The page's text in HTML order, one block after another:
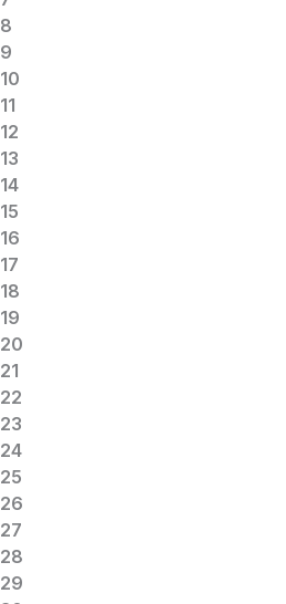
8
9
10
11
12
13
14
15
16
17
18
19
20
21
22
23
24
25
26
27
28
29